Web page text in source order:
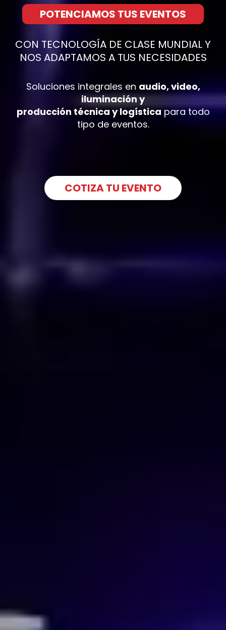
POTENCIAMOS TUS EVENTOS
CON TECNOLOGÍA DE CLASE MUNDIAL Y
NOS ADAPTAMOS A TUS NECESIDADES
Soluciones integrales en audio, video,
iluminación y
producción técnica y logísticapara todo
tipo de eventos.
COTIZA TU EVENTO